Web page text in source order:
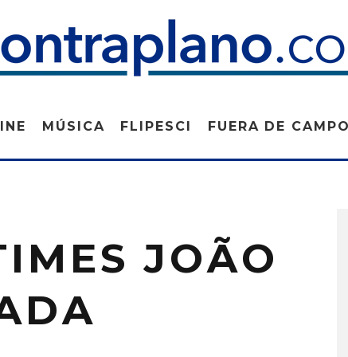
MÚSICA FLIPESCI FUERA DE
JOÃO